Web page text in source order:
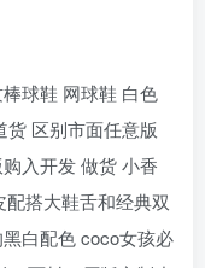
球鞋 网球鞋 白色
货 区别市面任意版
入开发 做货 小香
搭大鞋舌和经典双
白配色 coco女孩必